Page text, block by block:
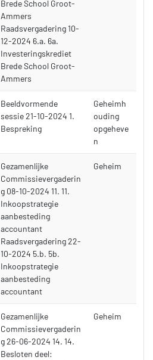
Brede School Groot-
Ammers
Raadsvergadering 10-
12-2024 6.a. 6a.
Investeringskrediet
Brede School Groot-
Ammers
Beeldvormende
sessie 21-10-2024 1.
Bespreking
Geheimh
ouding
opgeheve
n
Gezamenlijke
Commissievergaderin
g 08-10-2024 11. 11.
Inkoopstrategie
aanbesteding
accountant
Raadsvergadering 22-
10-2024 5.b. 5b.
Inkoopstrategie
aanbesteding
accountant
Geheim
Gezamenlijke
Commissievergaderin
g 26-06-2024 14. 14.
Besloten deel:
Geheim